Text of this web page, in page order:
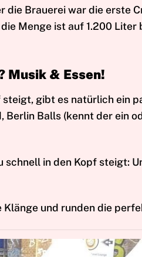
die Brauerei war die erste
Menge ist auf 1.200
Musik & Essen!
gibt es natürlich ein
Balls (kennt der ein
in den Kopf steigt:
und runden die